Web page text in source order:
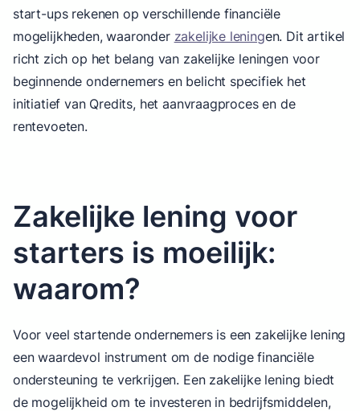
start-ups rekenen op verschillende financiële
mogelijkheden, waaronder zakelijke leningen. Dit artikel
richt zich op het belang van zakelijke leningen voor
beginnende ondernemers en belicht specifiek het
initiatief van Qredits, het aanvraagproces en de
rentevoeten.
Zakelijke lening voor
starters is moeilijk:
waarom?
Voor veel startende ondernemers is een zakelijke lening
een waardevol instrument om de nodige financiële
ondersteuning te verkrijgen. Een zakelijke lening biedt
de mogelijkheid om te investeren in bedrijfsmiddelen,